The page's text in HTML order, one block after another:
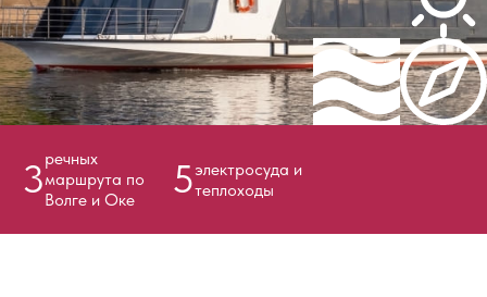
3речных
маршрута по
Волге и Оке
5электросуда и
теплоходы